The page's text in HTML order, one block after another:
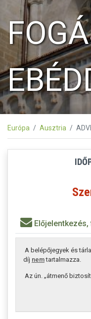
Európa Ausztria
A belépőjegyek és
díj nemtartalmazza.
Az ún. „átmenő